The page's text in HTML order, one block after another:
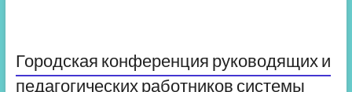
Городская конференция руководящих и
педагогических работников системы